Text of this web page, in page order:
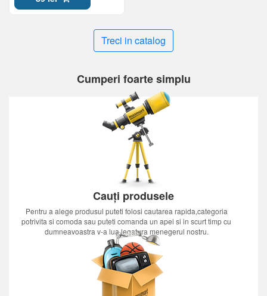
Treci in catalog
Cumperi foarte simplu
Cauți produsele
Pentru a alege produsul puteti folosi cautarea rapida,categoria
potrivita si comoda sau puteti comanda un apel si in scurt timp cu
dumneavoastra v-a lua legatura menegerul nostru.